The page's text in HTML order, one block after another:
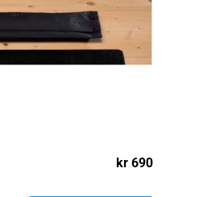
kr 690